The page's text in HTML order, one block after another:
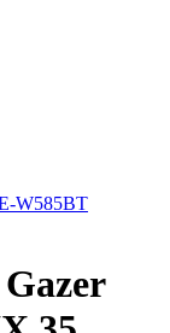
W585BT